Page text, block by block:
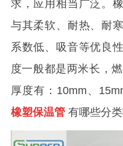
求，应用相当广泛。
与其柔软、耐热、耐
系数低、吸音等优良
度一般都是两米长，
厚度有：10mm、
橡塑保温管 有哪些分